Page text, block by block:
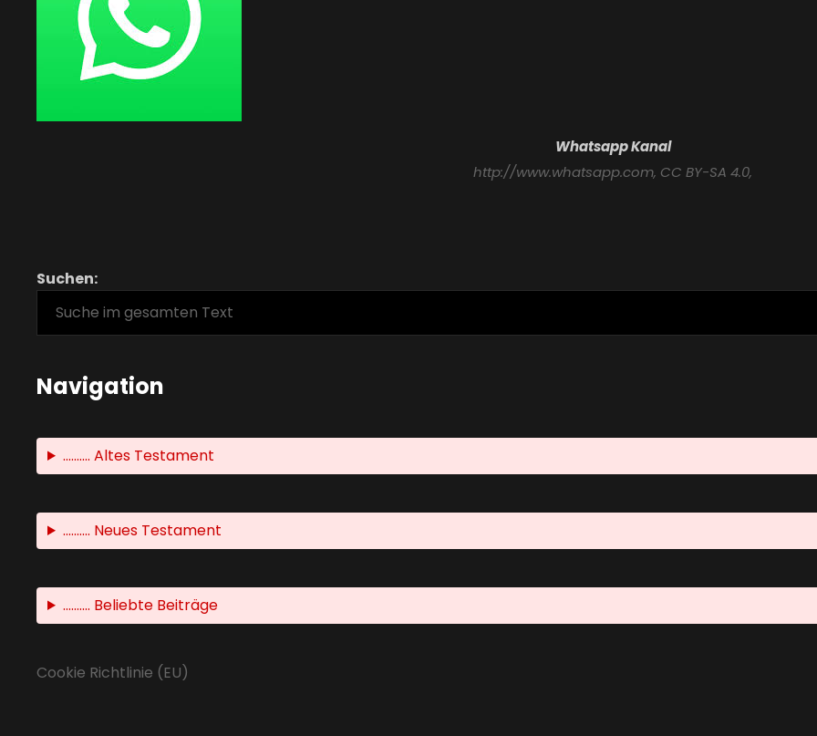
Whatsapp Kanal
http://www.whatsapp.com, CC BY-SA 4.0,
Suchen:
Navigation
.......... Altes Testament
.......... Neues Testament
.......... Beliebte Beiträge
Cookie Richtlinie (EU)